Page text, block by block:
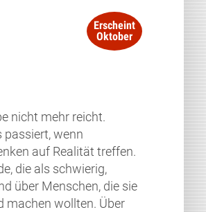
Erscheint
Oktober
nicht mehr reicht.
passiert, wenn
auf Realität treffen.
die als schwierig,
über Menschen, die sie
machen wollten. Über